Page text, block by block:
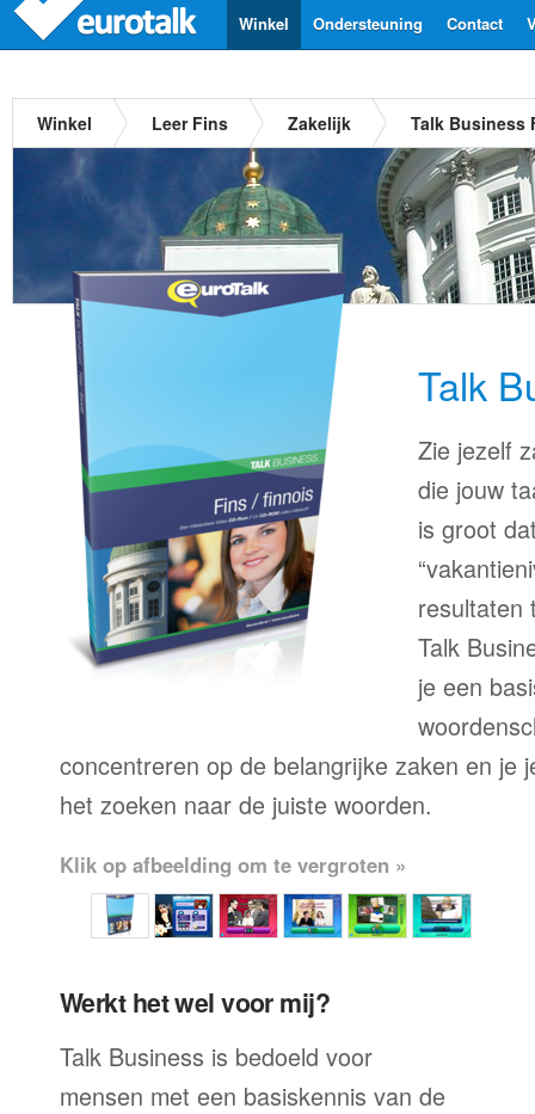
Contact
Ondersteuning
Winkel
Winkel Leer Fins Zakelijk Talk Business
Talk
Zie jezelf
die jouw
is groot
resultaten
Talk
je een
concentreren op de belangrijke zaken en je
het zoeken naar de juiste woorden.
Klik op afbeelding om te vergroten »
Werkt het wel voor mij?
Talk Business is bedoeld voor
mensen met een basiskennis van de